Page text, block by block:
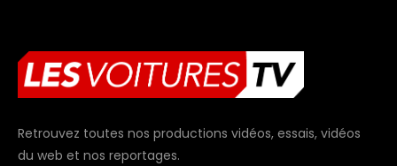
Retrouvez toutes nos productions vidéos, essais, vidéos
du web et nos reportages.